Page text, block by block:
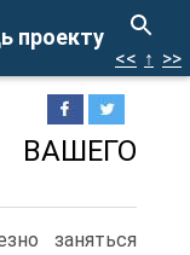
проекту
<< ↑ >>
заняться